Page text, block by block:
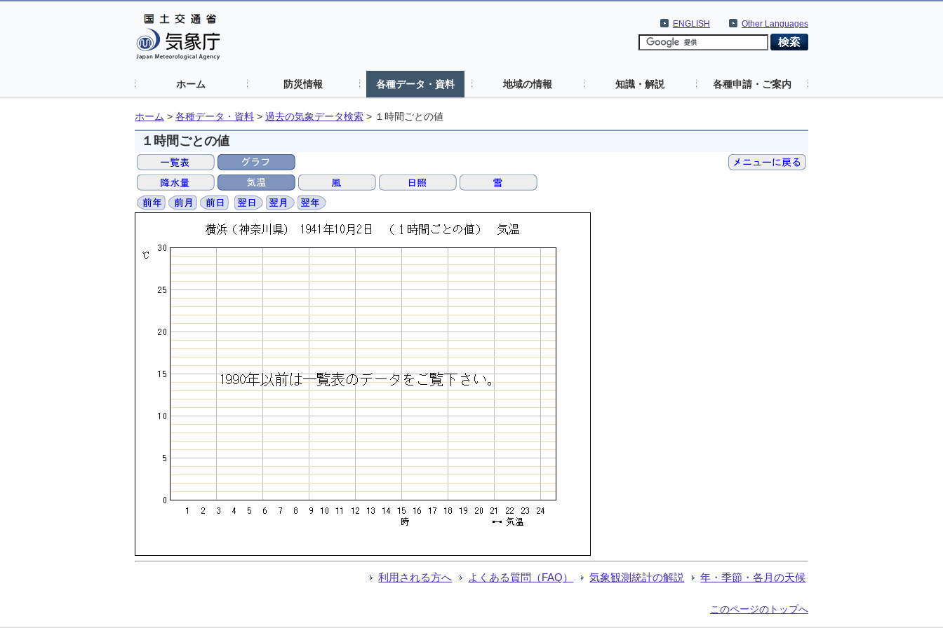
Other Languages
ENGLISH
ホーム 防災情報 各種データ・資料 地域の情報 知識・解説 各種申請・ご案内
ホーム > 各種データ・資料 > 過去の気象データ検索 > １時間ごとの値
１時間ごとの値
利用される方へ よくある質問（FAQ） 気象観測統計の解説 年・季節・各月の天候
このページのトップへ